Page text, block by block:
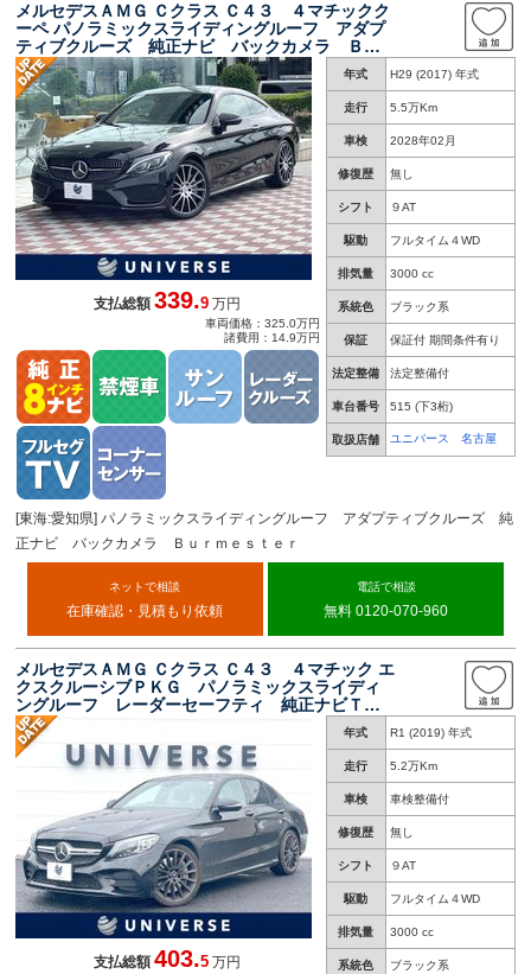
メルセデスＡＭＧ Ｃクラス Ｃ４３ ４マチックク
ーペ パノラミックスライディングルーフ アダプ
ティブクルーズ 純正ナビ バックカメラ Ｂｕ
ｒｍｅｓｔｅｒサウンド 黒革シート パワーシ
ート シートヒーター 電動リアゲート ＬＥＤ
ヘッッドランプ ＥＴＣ 禁煙
年式 H29 (2017) 年式
走行 5.5万Km
車検 2028年02月
修復歴 無し
シフト ９AT
駆動 フルタイム４WD
排気量 3000 cc
系統色 ブラック系
保証 保証付 期間条件有り
法定整備 法定整備付
車台番号 515 (下3桁)
取扱店舗 ユニバース 名古屋
支払総額339.9 万円
車両価格：325.0万円
諸費用：14.9万円
[東海:愛知県] パノラミックスライディングルーフ アダプティブクルーズ 純
正ナビ バックカメラ Ｂｕｒｍｅｓｔｅｒ
ネットで相談
在庫確認・見積もり依頼
電話で相談
無料 0120-070-960
メルセデスＡＭＧ Ｃクラス Ｃ４３ ４マチック エ
クスクルーシブＰＫＧ パノラミックスライディ
ングルーフ レーダーセーフティ 純正ナビＴ
Ｖ バックカメラ 黒革シート シートヒータ
ー Ｂｕｒｍｅｓｔｅｒ ブラインドスポット
パドルシフト ＥＴＣ 禁煙
年式 R1 (2019) 年式
走行 5.2万Km
車検 車検整備付
修復歴 無し
シフト ９AT
駆動 フルタイム４WD
排気量 3000 cc
系統色 ブラック系
支払総額403.5 万円